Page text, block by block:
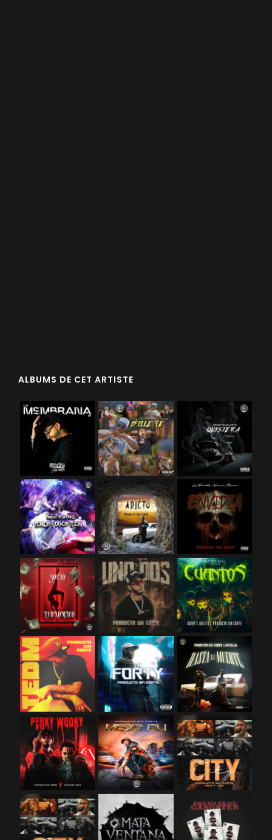
ALBUMS DE CET ARTISTE